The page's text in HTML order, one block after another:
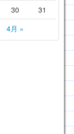
4月 »
30 31